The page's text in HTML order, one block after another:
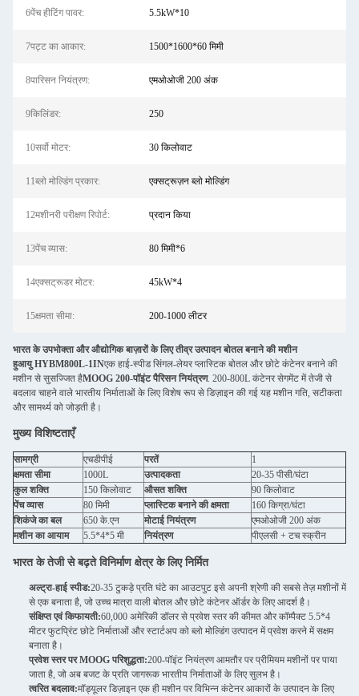
6पेंच हीटिंग पावर: 5.5kW*10
7पट्ट का आकार: 1500*1600*60 मिमी
8पारिसन नियंत्रण: एमओओजी 200 अंक
9किलिंडर: 250
10सर्वो मोटर: 30 किलोवाट
11ब्लो मोल्डिंग प्रकार: एक्सट्रूज़न ब्लो मोल्डिंग
12मशीनरी परीक्षण रिपोर्ट: प्रदान किया
13पेंच व्यास: 80 मिमी*6
14एक्सट्रूडर मोटर: 45kW*4
15क्षमता सीमा: 200-1000 लीटर
भारत के उपभोक्ता और औद्योगिक बाज़ारों के लिए तीव्र उत्पादन बोतल बनाने की मशीन
हुआयु HYBM800L-1INएक हाई-स्पीड सिंगल-लेयर प्लास्टिक बोतल और छोटे कंटेनर बनाने की
मशीन से सुसज्जित हैMOOG 200-पॉइंट पैरिसन नियंत्रण. 200-800L कंटेनर सेगमेंट में तेजी से
बदलाव चाहने वाले भारतीय निर्माताओं के लिए विशेष रूप से डिज़ाइन की गई यह मशीन गति, सटीकता
और सामर्थ्य को जोड़ती है।
मुख्य विशिष्टताएँ
सामग्री एचडीपीई परतें
1
क्षमता सीमा
1000L उत्पादकता
20-35 पीसी/घंटा
कुल शक्ति
150 किलोवाट औसत शक्ति
90 किलोवाट
पेंच व्यास
80 मिमी प्लास्टिक बनाने की क्षमता
160 किग्रा/घंटा
शिकंजे का बल
650 के.एन मोटाई नियंत्रण
एमओओजी 200 अंक
मशीन का आयाम
5.5*4*5 मी नियंत्रण पीएलसी + टच स्क्रीन
भारत के तेजी से बढ़ते विनिर्माण क्षेत्र के लिए निर्मित
अल्ट्रा-हाई स्पीड:20-35 टुकड़े प्रति घंटे का आउटपुट इसे अपनी श्रेणी की सबसे तेज़ मशीनों में
से एक बनाता है, जो उच्च मात्रा वाली बोतल और छोटे कंटेनर ऑर्डर के लिए आदर्श है।
संक्षिप्त एवं किफायती:60,000 अमेरिकी डॉलर से प्रवेश स्तर की कीमत और कॉम्पैक्ट 5.5*4
मीटर फुटप्रिंट छोटे निर्माताओं और स्टार्टअप को ब्लो मोल्डिंग उत्पादन में प्रवेश करने में सक्षम
बनाता है।
प्रवेश स्तर पर MOOG परिशुद्धता:200-पॉइंट नियंत्रण आमतौर पर प्रीमियम मशीनों पर पाया
जाता है, जो अब बजट के प्रति जागरूक भारतीय निर्माताओं के लिए सुलभ है।
त्वरित बदलाव:मॉड्यूलर डिज़ाइन एक ही मशीन पर विभिन्न कंटेनर आकारों के उत्पादन के लिए